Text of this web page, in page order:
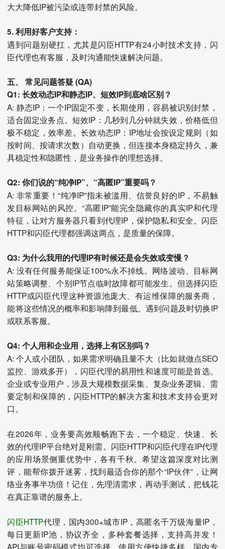
大大降低IP被污染或连带封禁的风险。
5. 利用好客户支持：
遇到问题别硬扛，尤其是闪臣HTTP有24小时技术支持，闪
臣代理也有客服，及时沟通能快速解决问题。
五、 常见问题答疑 (QA)
Q1: 长效动态IP和静态IP、短效IP到底啥区别？
A: 静态IP：一个IP固定不变，长期使用，容易被识别封禁，
适合固定业务点。短效IP：几秒到几分钟就失效，价格低但
极不稳定，效率差。长效动态IP：IP地址会按设定规则（如
按时间、按请求次数）自动更换，但连接本身稳定持久，兼
具稳定性和隐匿性，是业务操作的理想选择。
Q2: 你们说的“纯净IP”、“高匿IP”重要吗？
A: 非常重要！“纯净IP”指未被滥用、信誉良好的IP，不易触
发目标网站的风控。“高匿IP”能完全隐藏你的真实IP和代理
特征，让对方服务器只看到代理IP，保护隐私和安全。闪臣
HTTP和闪臣代理都强调这两点，是质量的保障。
Q3: 为什么我用的代理IP有时候还是会失效或变慢？
A: 没有任何服务能保证100%永不掉线。网络波动、目标网
站策略调整、个别IP节点临时故障都可能发生。但选择闪臣
HTTP或闪臣代理这种资源池庞大、有运维保障的服务商，
能将这些情况的概率和影响降到最低。遇到问题及时切换IP
或联系客服。
Q4: 个人用和企业用，选择上有区别吗？
A: 个人或小团队，如果需求明确且量不大（比如就做点SEO
监控、游戏多开），闪臣代理的易用性和速度可能是首选。
企业或专业用户，涉及大规模数据采集、复杂业务逻辑、需
要定制和保障的，闪臣HTTP的解决方案和技术支持会更对
口。
在2026年，业务要高效顺畅跑下去，一个稳定、快速、长
效的代理IP平台绝对是刚需。闪臣HTTP和闪臣代理在IP代理
的应用场景侧重优势中，各有千秋。希望这篇深度对比测
评，能帮你拨开迷雾，找到最适合你的那个“IP伙伴”，让网
络业务事半功倍！记住，先理清需求，再动手测试，把钱花
在真正靠谱的服务上。
闪臣HTTP代理，国内300+城市IP，高匿名千万级海量IP，
每日更新IP池，协议齐全，多种套餐选择，支持高并发！
API与账号密码模式均可选择，使用方便快捷多样，国内专